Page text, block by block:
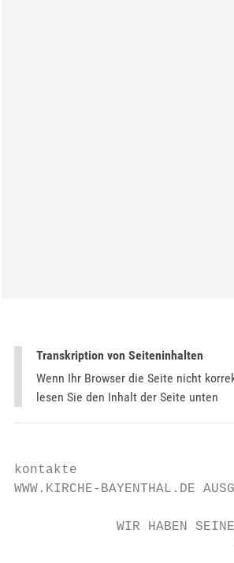
Transkription von Seiteninhalten
Wenn Ihr Browser die Seite nicht
lesen Sie den Inhalt der Seite unten
kontakte
WWW.KIRCHE-BAYENTHAL.DE
WIR HABEN